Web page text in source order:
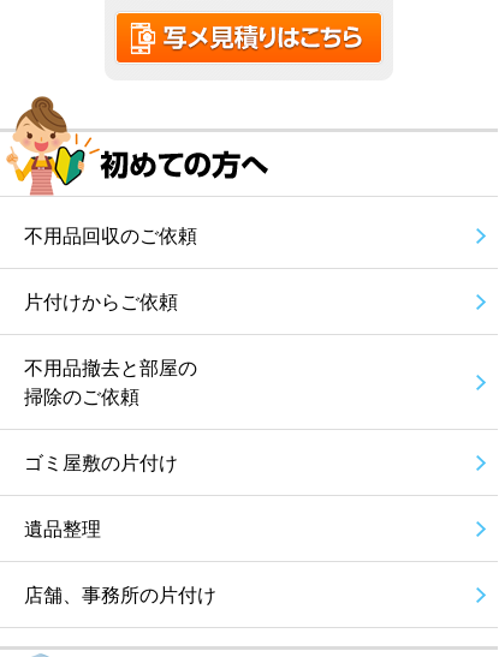
不用品回収のご依頼
片付けからご依頼
不用品撤去と部屋の
掃除のご依頼
ゴミ屋敷の片付け
遺品整理
店舗、事務所の片付け